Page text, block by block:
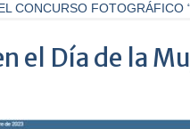
CONCURSO FOTOGRÁFICO
Día de la